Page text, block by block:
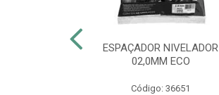
ESPAÇADOR NIVELADOR
02,0MM ECO
Código: 36651